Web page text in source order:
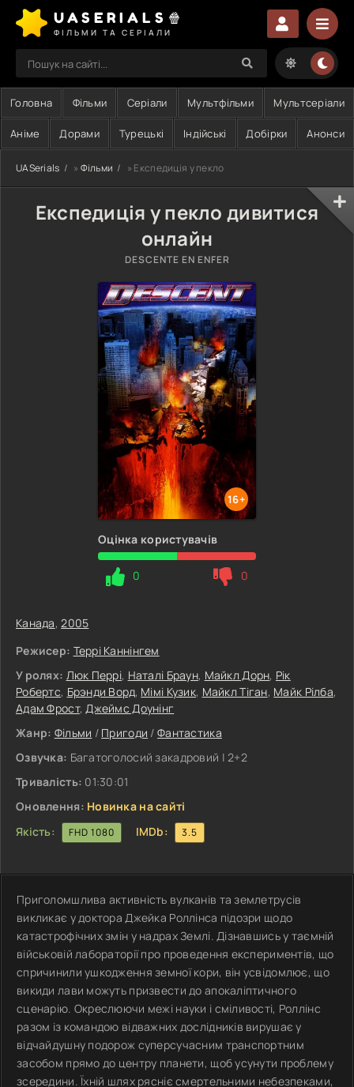
UASERIALS🍿
ФІЛЬМИ ТА СЕРІАЛИ
Головна Фільми Серіали Мультфільми Мультсеріали
Аніме Дорами Турецькі Індійські Добірки Анонси
UASerials » Фільми » Експедиція у пекло
Експедиція у пекло дивитися
онлайн
DESCENTE EN ENFER
16+
Оцінка користувачів
0 0
Канада,2005
Режисер: Террі Каннінгем
У ролях: Люк Перрі, Наталі Браун, Майкл Дорн, Рік
Робертс, Брэнди Ворд, Мімі Кузик, Майкл Тіган, Майк Рілба,
Адам Фрост,Джеймс Доунінг
Жанр: Фільми / Пригоди /Фантастика
Озвучка: Багатоголосий закадровий | 2+2
Тривалість: 01:30:01
Оновлення: Новинка на сайті
Якість:
FHD 1080 IMDb: 3.5
Приголомшлива активність вулканів та землетрусів
викликає у доктора Джейка Роллінса підозри щодо
катастрофічних змін у надрах Землі. Дізнавшись у таємній
військовій лабораторії про проведення експериментів, що
спричинили ушкодження земної кори, він усвідомлює, що
викиди лави можуть призвести до апокаліптичного
сценарію. Окреслюючи межі науки і сміливості, Роллінс
разом із командою відважних дослідників вирушає у
відчайдушну подорож суперсучасним транспортним
засобом прямо до центру планети, щоб усунути проблему
зсередини. Їхній шлях рясніє смертельними небезпеками,